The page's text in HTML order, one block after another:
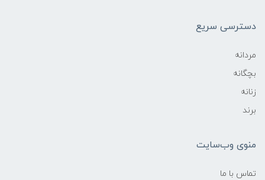
دسترسی سریع
مردانه
بچگانه
زنانه
برند
منوی وب‌سایت
تماس با ما